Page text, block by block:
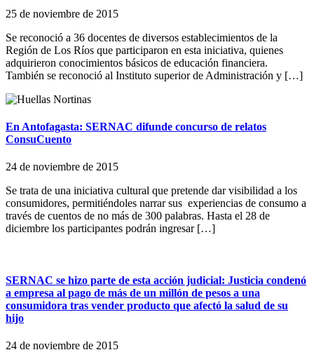
25 de noviembre de 2015
Se reconoció a 36 docentes de diversos establecimientos de la
Región de Los Ríos que participaron en esta iniciativa, quienes
adquirieron conocimientos básicos de educación financiera.
También se reconoció al Instituto superior de Administración y […]
En Antofagasta: SERNAC difunde concurso de relatos
ConsuCuento
24 de noviembre de 2015
Se trata de una iniciativa cultural que pretende dar visibilidad a los
consumidores, permitiéndoles narrar sus experiencias de consumo a
través de cuentos de no más de 300 palabras. Hasta el 28 de
diciembre los participantes podrán ingresar […]
SERNAC se hizo parte de esta acción judicial: Justicia condenó
a empresa al pago de más de un millón de pesos a una
consumidora tras vender producto que afectó la salud de su
hijo
24 de noviembre de 2015